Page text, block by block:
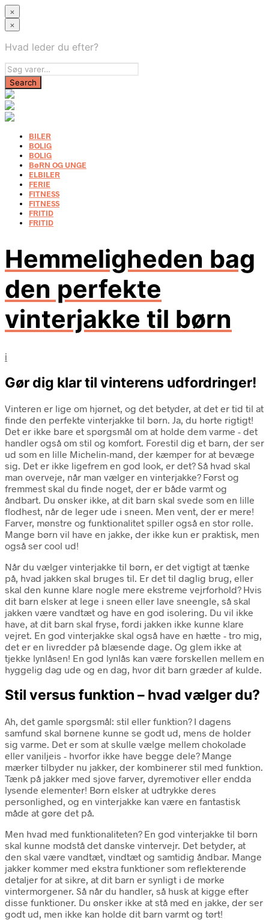
×
×
Hvad leder du efter?
BILER
BOLIG
BOLIG
BøRN OG UNGE
ELBILER
FERIE
FITNESS
FITNESS
FRITID
FRITID
Hemmeligheden bag
den perfekte
vinterjakke til børn
i
Gør dig klar til vinterens udfordringer!
Vinteren er lige om hjørnet, og det betyder, at det er tid til at
finde den perfekte vinterjakke til børn. Ja, du hørte rigtigt!
Det er ikke bare et spørgsmål om at holde dem varme - det
handler også om stil og komfort. Forestil dig et barn, der ser
ud som en lille Michelin-mand, der kæmper for at bevæge
sig. Det er ikke ligefrem en god look, er det? Så hvad skal
man overveje, når man vælger en vinterjakke? Først og
fremmest skal du finde noget, der er både varmt og
åndbart. Du ønsker ikke, at dit barn skal svede som en lille
flodhest, når de leger ude i sneen. Men vent, der er mere!
Farver, mønstre og funktionalitet spiller også en stor rolle.
Mange børn vil have en jakke, der ikke kun er praktisk, men
også ser cool ud!
Når du vælger vinterjakke til børn, er det vigtigt at tænke
på, hvad jakken skal bruges til. Er det til daglig brug, eller
skal den kunne klare nogle mere ekstreme vejrforhold? Hvis
dit barn elsker at lege i sneen eller lave sneengle, så skal
jakken være vandtæt og have en god isolering. Du vil ikke
have, at dit barn skal fryse, fordi jakken ikke kunne klare
vejret. En god vinterjakke skal også have en hætte - tro mig,
det er en livredder på blæsende dage. Og glem ikke at
tjekke lynlåsen! En god lynlås kan være forskellen mellem en
hyggelig dag ude og en dag, hvor dit barn græder af kulde.
Stil versus funktion – hvad vælger du?
Ah, det gamle spørgsmål: stil eller funktion? I dagens
samfund skal børnene kunne se godt ud, mens de holder
sig varme. Det er som at skulle vælge mellem chokolade
eller vaniljeis - hvorfor ikke have begge dele? Mange
mærker tilbyder nu jakker, der kombinerer stil med funktion.
Tænk på jakker med sjove farver, dyremotiver eller endda
lysende elementer! Børn elsker at udtrykke deres
personlighed, og en vinterjakke kan være en fantastisk
måde at gøre det på.
Men hvad med funktionaliteten? En god vinterjakke til børn
skal kunne modstå det danske vintervejr. Det betyder, at
den skal være vandtæt, vindtæt og samtidig åndbar. Mange
jakker kommer med ekstra funktioner som reflekterende
detaljer for at sikre, at dit barn er synligt i de mørke
vintermorgener. Så når du handler, så husk at kigge efter
disse funktioner. Du ønsker ikke at stå med en jakke, der ser
godt ud, men ikke kan holde dit barn varmt og tørt!